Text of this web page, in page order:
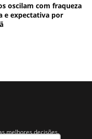
oscilam com fraqueza
e expectativa por
melhores decisões.